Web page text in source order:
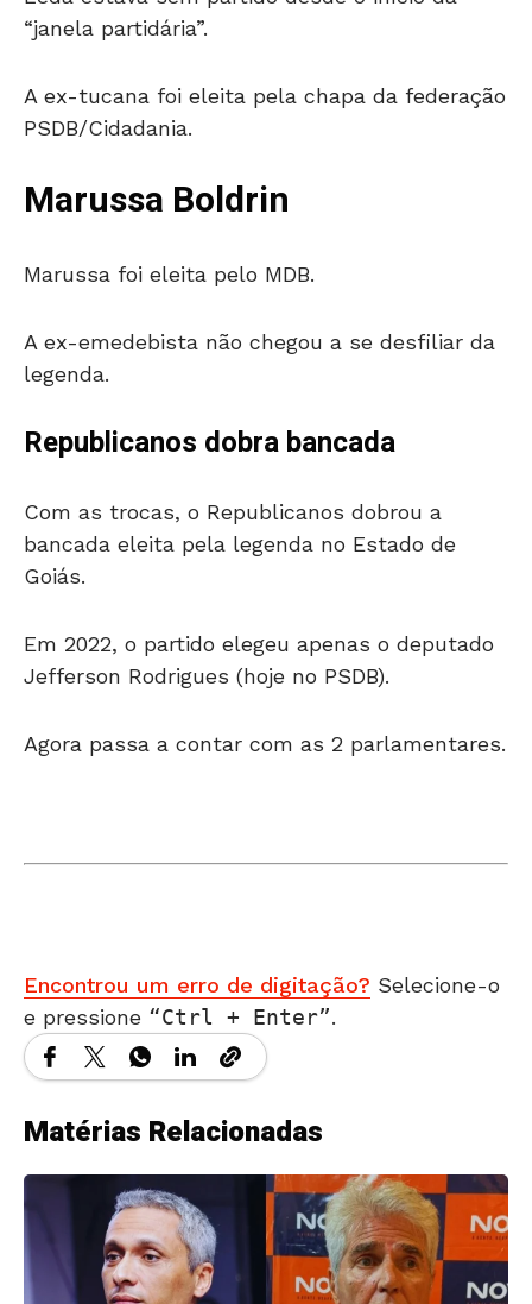
“janela partidária”.
A ex-tucana foi eleita pela chapa da federação
PSDB/Cidadania.
Marussa Boldrin
Marussa foi eleita pelo MDB.
A ex-emedebista não chegou a se desfiliar da
legenda.
Republicanos dobra bancada
Com as trocas, o Republicanos dobrou a
bancada eleita pela legenda no Estado de
Goiás.
Em 2022, o partido elegeu apenas o deputado
Jefferson Rodrigues (hoje no PSDB).
Agora passa a contar com as 2 parlamentares.
Encontrou um erro de digitação? Selecione-o
e pressione
Ctrl + Enter .
Matérias Relacionadas